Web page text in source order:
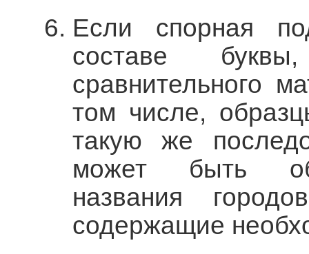
Если спорная
составе
сравнительного
том числе,
такую же
может быть
названия
содержащие